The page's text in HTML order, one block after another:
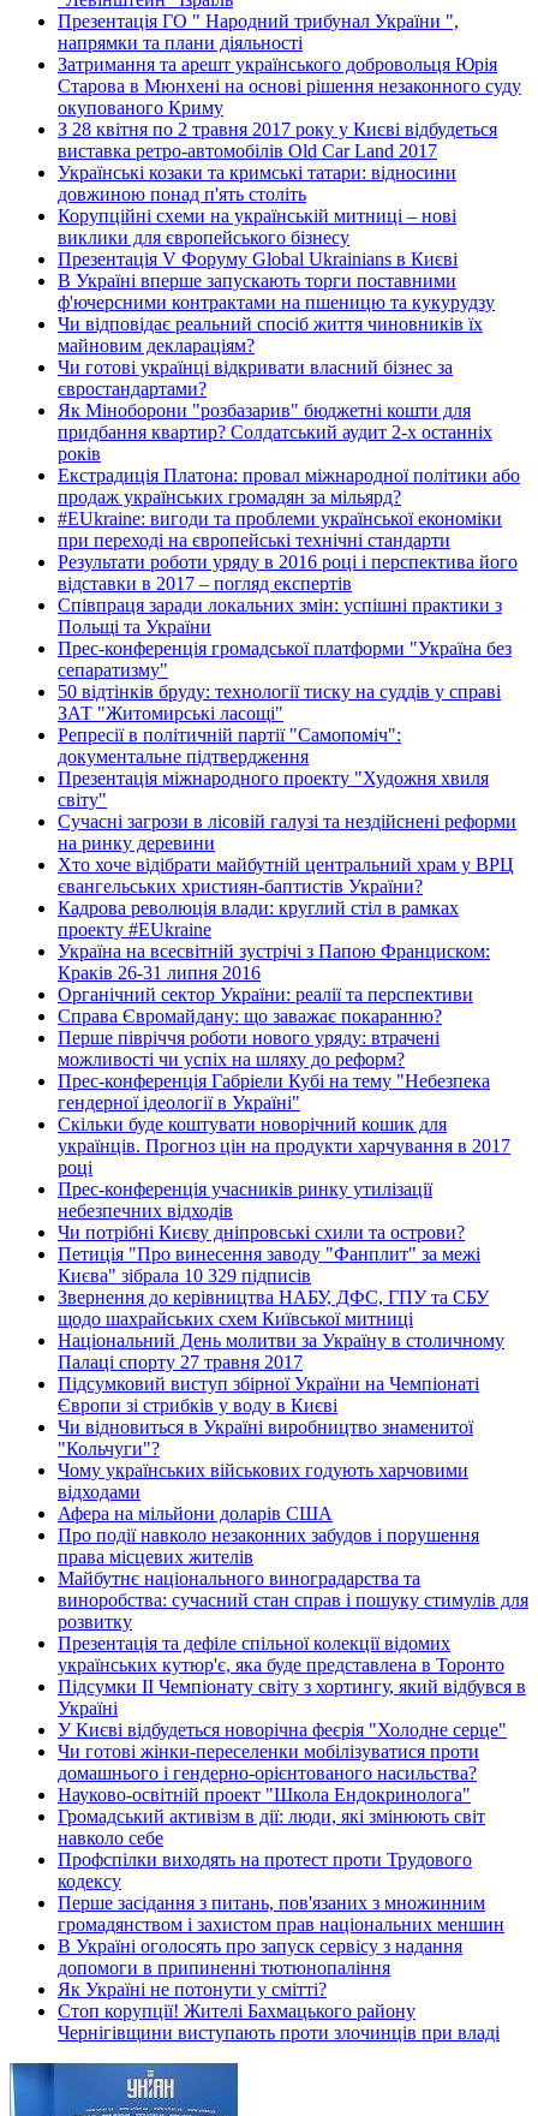
Презентація ГО " Народний трибунал України ",
напрямки та плани діяльності
Затримання та арешт українського добровольця Юрія
Старова в Мюнхені на основі рішення незаконного суду
окупованого Криму
З 28 квітня по 2 травня 2017 року у Києві відбудеться
виставка ретро-автомобілів Old Car Land 2017
Українські козаки та кримські татари: відносини
довжиною понад п'ять століть
Корупційні схеми на українській митниці – нові
виклики для європейського бізнесу
Презентація V Форуму Global Ukrainians в Києві
В Україні вперше запускають торги поставними
ф'ючерсними контрактами на пшеницю та кукурудзу
Чи відповідає реальний спосіб життя чиновників їх
майновим деклараціям?
Чи готові українці відкривати власний бізнес за
євростандартами?
Як Міноборони "розбазарив" бюджетні кошти для
придбання квартир? Солдатський аудит 2-х останніх
років
Екстрадиція Платона: провал міжнародної політики або
продаж українських громадян за мільярд?
#EUkraine: вигоди та проблеми української економіки
при переході на європейські технічні стандарти
Результати роботи уряду в 2016 році і перспектива його
відставки в 2017 – погляд експертів
Співпраця заради локальних змін: успішні практики з
Польщі та України
Прес-конференція громадської платформи "Україна без
сепаратизму"
50 відтінків бруду: технології тиску на суддів у справі
ЗАТ "Житомирські ласощі"
Репресії в політичній партії "Самопоміч":
документальне підтвердження
Презентація міжнародного проекту "Художня хвиля
світу"
Сучасні загрози в лісовій галузі та нездійснені реформи
на ринку деревини
Хто хоче відібрати майбутній центральний храм у ВРЦ
євангельських християн-баптистів України?
Кадрова революція влади: круглий стіл в рамках
проекту #EUkraine
Україна на всесвітній зустрічі з Папою Франциском:
Краків 26-31 липня 2016
Органічний сектор України: реалії та перспективи
Справа Євромайдану: що заважає покаранню?
Перше півріччя роботи нового уряду: втрачені
можливості чи успіх на шляху до реформ?
Прес-конференція Габріели Кубі на тему "Небезпека
гендерної ідеології в Україні"
Скільки буде коштувати новорічний кошик для
українців. Прогноз цін на продукти харчування в 2017
році
Прес-конференція учасників ринку утилізації
небезпечних відходів
Чи потрібні Києву дніпровські схили та острови?
Петиція "Про винесення заводу "Фанплит" за межі
Києва" зібрала 10 329 підписів
Звернення до керівництва НАБУ, ДФС, ГПУ та СБУ
щодо шахрайських схем Київської митниці
Національний День молитви за Україну в столичному
Палаці спорту 27 травня 2017
Підсумковий виступ збірної України на Чемпіонаті
Європи зі стрибків у воду в Києві
Чи відновиться в Україні виробництво знаменитої
"Кольчуги"?
Чому українських військових годують харчовими
відходами
Афера на мільйони доларів США
Про події навколо незаконних забудов і порушення
права місцевих жителів
Майбутнє національного виноградарства та
виноробства: сучасний стан справ і пошуку стимулів для
розвитку
Презентація та дефіле спільної колекції відомих
українських кутюр'є, яка буде представлена в Торонто
Підсумки ІІ Чемпіонату світу з хортингу, який відбувся в
Україні
У Києві відбудеться новорічна феєрія "Холодне серце"
Чи готові жінки-переселенки мобілізуватися проти
домашнього і гендерно-орієнтованого насильства?
Науково-освітній проект "Школа Ендокринолога"
Громадський активізм в дії: люди, які змінюють світ
навколо себе
Профспілки виходять на протест проти Трудового
кодексу
Перше засідання з питань, пов'язаних з множинним
громадянством і захистом прав національних меншин
В Україні оголосять про запуск сервісу з надання
допомоги в припиненні тютюнопаління
Як Україні не потонути у смітті?
Стоп корупції! Жителі Бахмацького району
Чернігівщини виступають проти злочинців при владі